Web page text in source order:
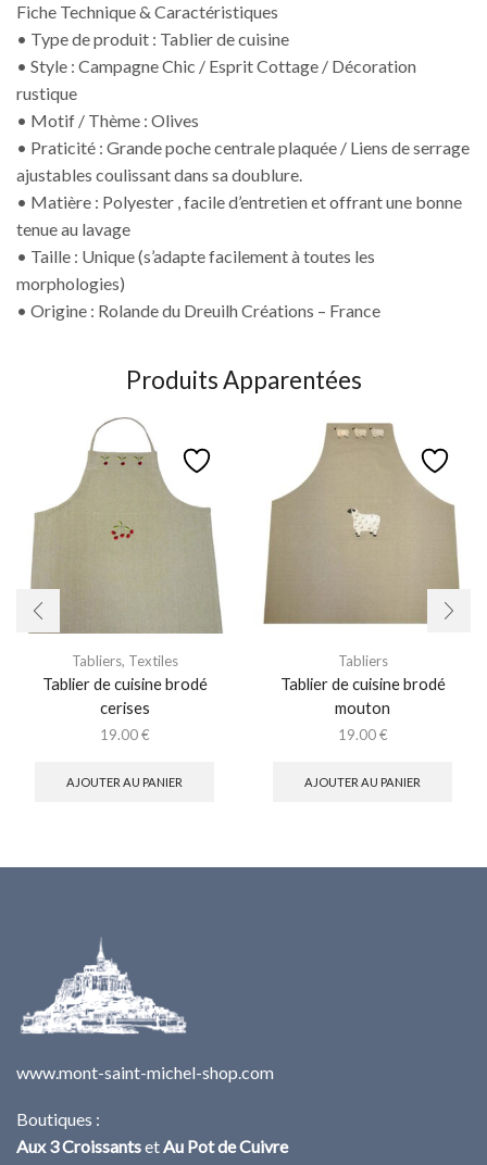
Fiche Technique & Caractéristiques
• Type de produit : Tablier de cuisine
• Style : Campagne Chic / Esprit Cottage / Décoration
rustique
• Motif / Thème : Olives
• Praticité : Grande poche centrale plaquée / Liens de serrage
ajustables coulissant dans sa doublure.
• Matière : Polyester , facile d’entretien et offrant une bonne
tenue au lavage
• Taille : Unique (s’adapte facilement à toutes les
morphologies)
• Origine : Rolande du Dreuilh Créations – France
Produits Apparentées
Tabliers, Textiles
Tablier de cuisine brodé
cerises
19.00€
AJOUTER AU PANIER
Tabliers
Tablier de cuisine brodé
mouton
19.00€
AJOUTER AU PANIER
www.mont-saint-michel-shop.com
Boutiques :
Aux 3 CroissantsetAu Pot de Cuivre